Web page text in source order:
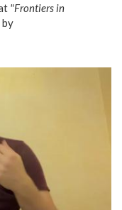
"Frontiers in
by